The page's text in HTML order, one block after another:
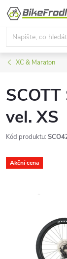
Přejít
obsah
XC & Maraton
vel. XS
Kód produktu:
Akční cena